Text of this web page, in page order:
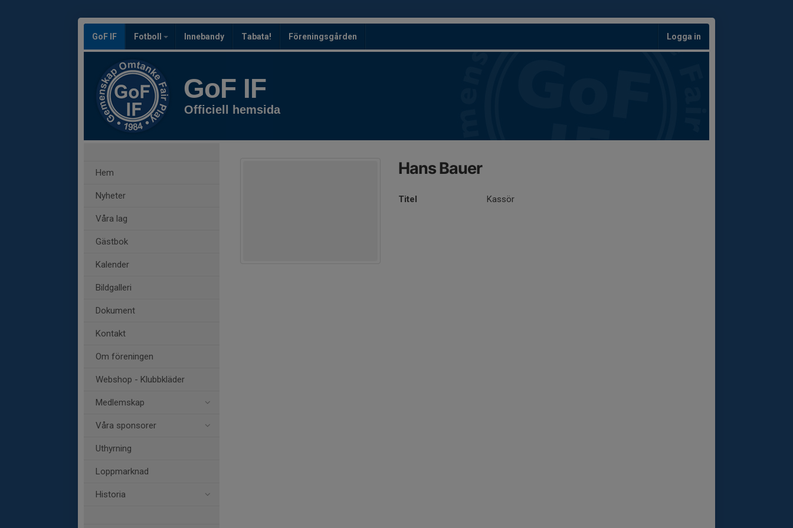
GoF IF Fotboll Innebandy Tabata! Föreningsgården Logga in
GoF IF
Officiell hemsida
Hem
Nyheter
Våra lag
Gästbok
Kalender
Bildgalleri
Dokument
Kontakt
Om föreningen
Webshop - Klubbkläder
Medlemskap
Våra sponsorer
Uthyrning
Loppmarknad
Historia
Hans Bauer
Titel Kassör